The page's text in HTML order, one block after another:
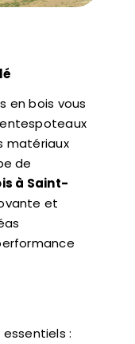
en bois vous
matériaux
de
à Saint-
et
: